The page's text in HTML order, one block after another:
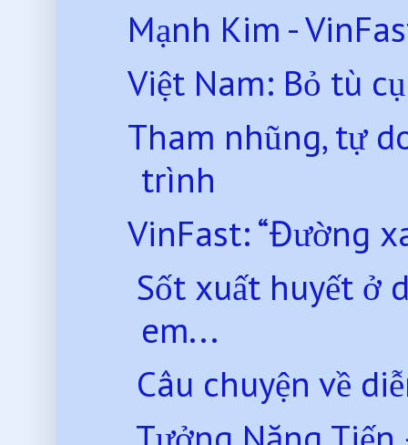
Mạnh Kim -
Việt Nam: Bỏ tù
Tham nhũng, tự
trình
VinFast: “Đường
Sốt xuất huyết ở
em...
Câu chuyện về